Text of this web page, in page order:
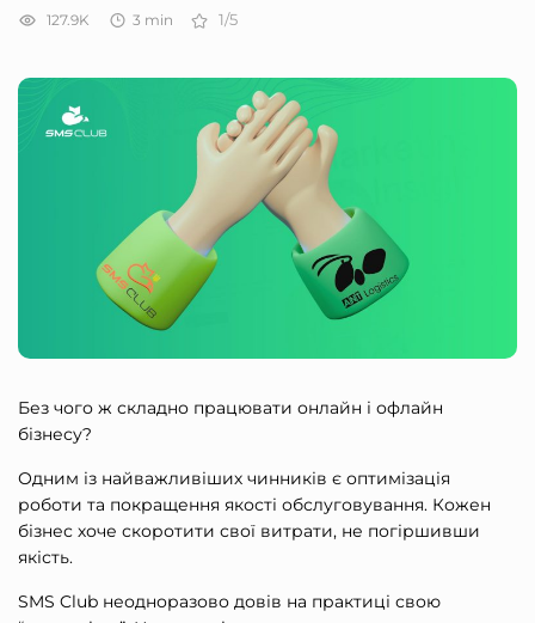
127.9K 3 min 1/5
Без чого ж складно працювати онлайн і офлайн
бізнесу?
Одним із найважливіших чинників є оптимізація
роботи та покращення якості обслуговування. Кожен
бізнес хоче скоротити свої витрати, не погіршивши
якість.
SMS Club неодноразово довів на практиці свою